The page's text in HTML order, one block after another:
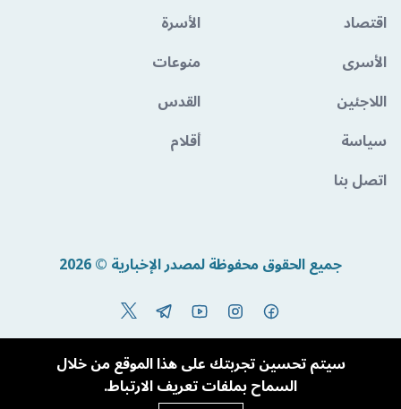
اقتصاد
الأسرة
الأسرى
منوعات
اللاجئين
القدس
سياسة
أقلام
اتصل بنا
جميع الحقوق محفوظة لمصدر الإخبارية © 2026
Powered By BandoraCMS
سيتم تحسين تجربتك على هذا الموقع من خلال
السماح بملفات تعريف الارتباط.